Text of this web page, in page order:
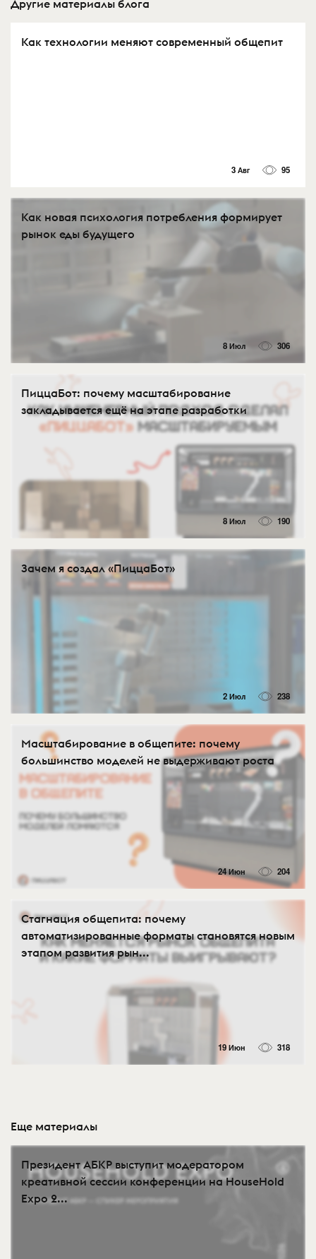
Другие материалы блога
Как технологии меняют современный общепит
3 Авг 95
Как новая психология потребления формирует
рынок еды будущего
8 Июл 306
ПиццаБот: почему масштабирование
закладывается ещё на этапе разработки
8 Июл 190
Зачем я создал «ПиццаБот»
2 Июл 238
Масштабирование в общепите: почему
большинство моделей не выдерживают роста
24 Июн 204
Стагнация общепита: почему
автоматизированные форматы становятся новым
этапом развития рын...
19 Июн 318
Еще материалы
Президент АБКР выступит модератором
креативной сессии конференции на HouseHold
Expo 2...